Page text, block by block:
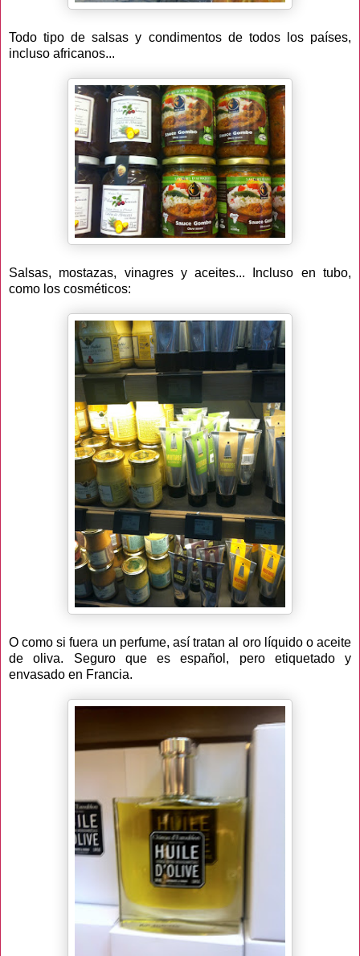
Todo tipo de salsas y condimentos de todos los países,
incluso africanos...
Salsas, mostazas, vinagres y aceites... Incluso en tubo,
como los cosméticos:
O como si fuera un perfume, así tratan al oro líquido o aceite
de oliva. Seguro que es español, pero etiquetado y
envasado en Francia.